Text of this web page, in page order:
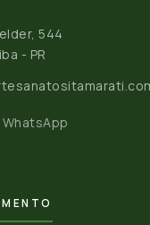
544
- PR